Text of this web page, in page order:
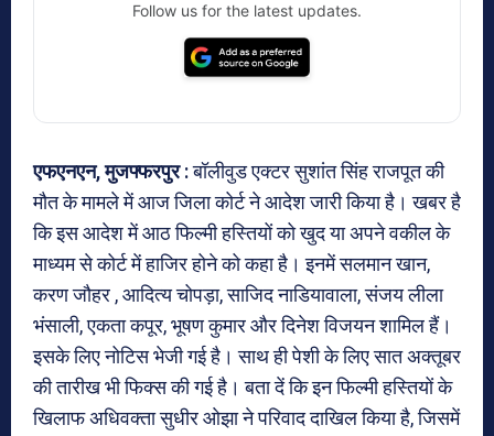
Follow us for the latest updates.
एफएनएन, मुजफ्फरपुर :बॉलीवुड एक्टर सुशांत सिंह राजपूत की
मौत के मामले में आज जिला कोर्ट ने आदेश जारी किया है। खबर है
कि इस आदेश में आठ फिल्मी हस्तियों को खुद या अपने वकील के
माध्यम से कोर्ट में हाजिर होने को कहा है। इनमें सलमान खान,
करण जौहर , आदित्य चोपड़ा, साजिद नाडियावाला, संजय लीला
भंसाली, एकता कपूर, भूषण कुमार और दिनेश विजयन शामिल हैं।
इसके लिए नोटिस भेजी गई है। साथ ही पेशी के लिए सात अक्तूबर
की तारीख भी फिक्स की गई है। बता दें कि इन फिल्मी हस्तियों के
खिलाफ अधिवक्ता सुधीर ओझा ने परिवाद दाखिल किया है, जिसमें